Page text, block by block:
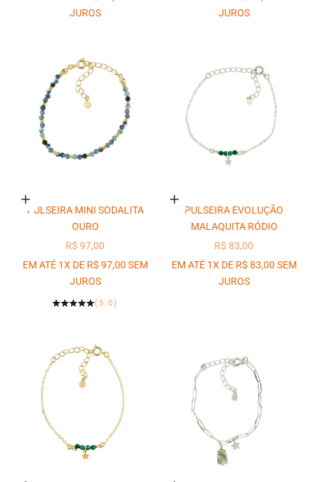
JUROS
JUROS
Adicionar ao carrinho
PULSEIRA MINI SODALITA
OURO
PREÇO PROMOCIONAL
R$ 97,00
EM ATÉ 1X DE R$ 97,00 SEM
JUROS
(5.0)
Adicionar ao carrinho
PULSEIRA EVOLUÇÃO
MALAQUITA RÓDIO
PREÇO PROMOCIONAL
R$ 83,00
EM ATÉ 1X DE R$ 83,00 SEM
JUROS